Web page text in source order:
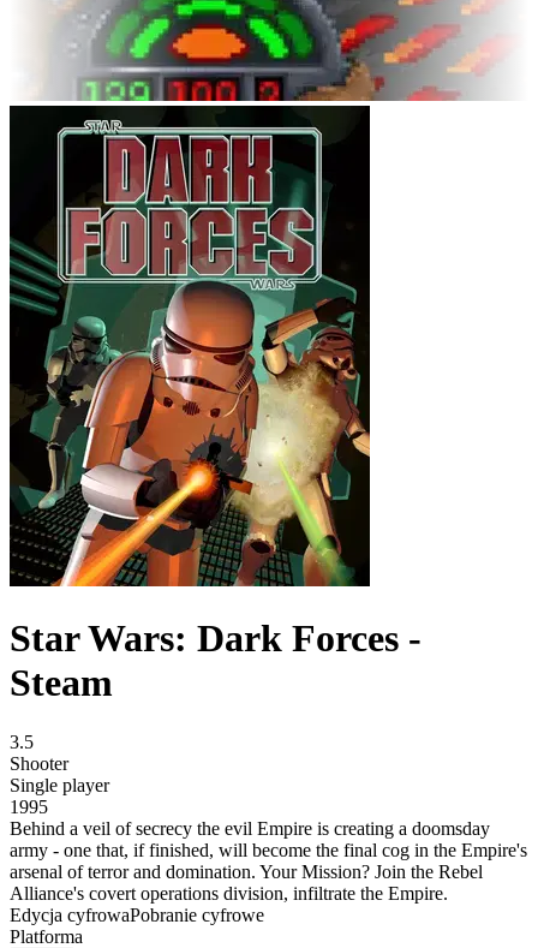
Star Wars: Dark Forces -
Steam
3.5
Shooter
Single player
1995
Behind a veil of secrecy the evil Empire is creating a doomsday
army - one that, if finished, will become the final cog in the Empire's
arsenal of terror and domination. Your Mission? Join the Rebel
Alliance's covert operations division, infiltrate the Empire.
Edycja cyfrowaPobranie cyfrowe
Platforma